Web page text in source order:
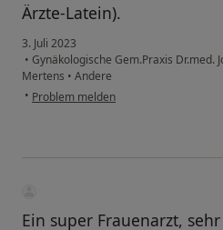
Ärzte-Latein).
3. Juli 2023
• Gynäkologische Gem.Praxis Dr.med.
Mertens • Andere
• Problem melden
Ein super Frauenarzt,